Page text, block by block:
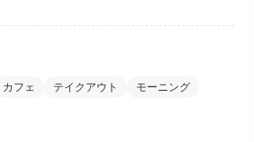
カフェ テイクアウト
モーニング